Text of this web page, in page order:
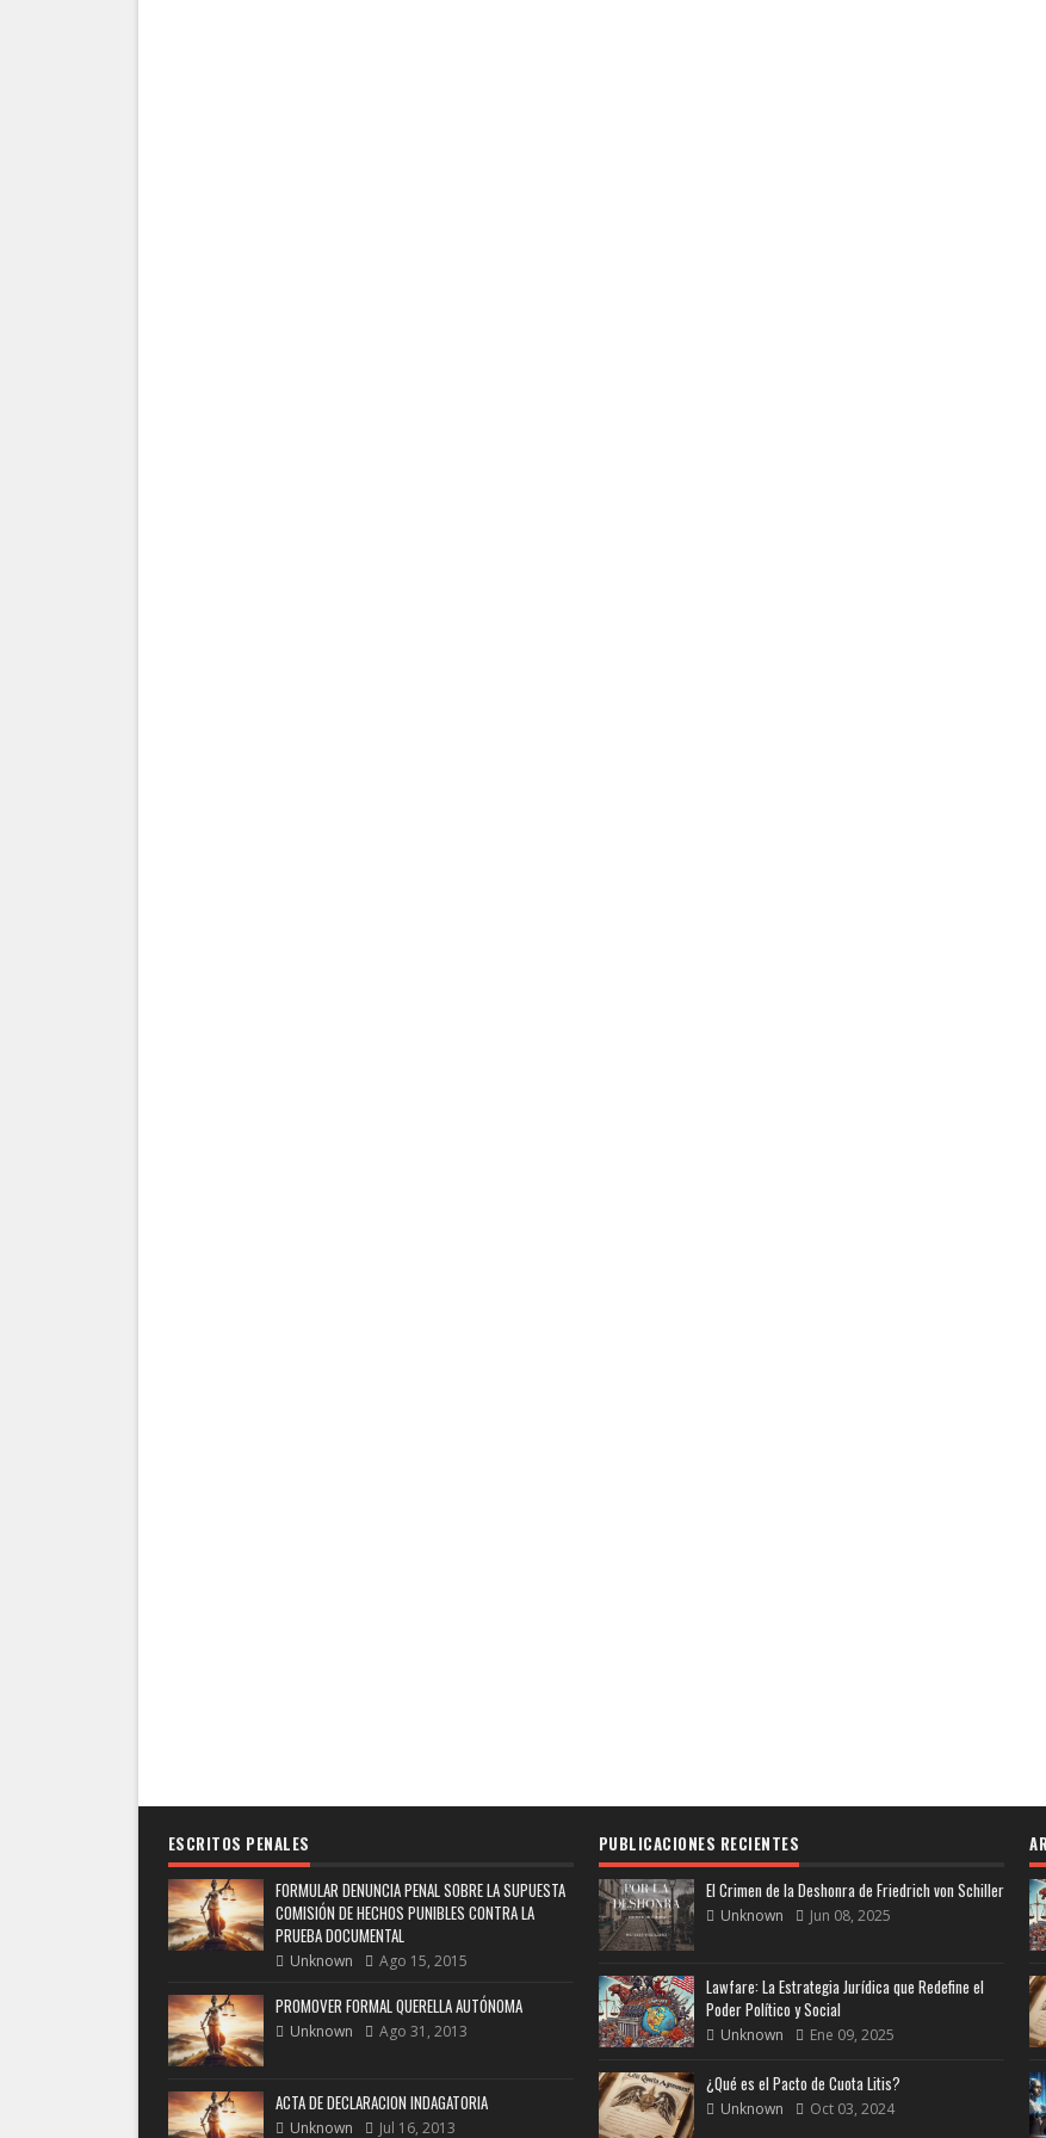
ESCRITOS PENALES
FORMULAR DENUNCIA PENAL SOBRE LA SUPUESTA
COMISIÓN DE HECHOS PUNIBLES CONTRA LA
PRUEBA DOCUMENTAL
Unknown Ago 15, 2015
PROMOVER FORMAL QUERELLA AUTÓNOMA
Unknown Ago 31, 2013
ACTA DE DECLARACION INDAGATORIA
Unknown Jul 16, 2013
PUBLICACIONES RECIENTES
El Crimen de la Deshonra de Friedrich von Schiller
Unknown Jun 08, 2025
Lawfare: La Estrategia Jurídica que Redefine el
Poder Político y Social
Unknown Ene 09, 2025
¿Qué es el Pacto de Cuota Litis?
Unknown Oct 03, 2024